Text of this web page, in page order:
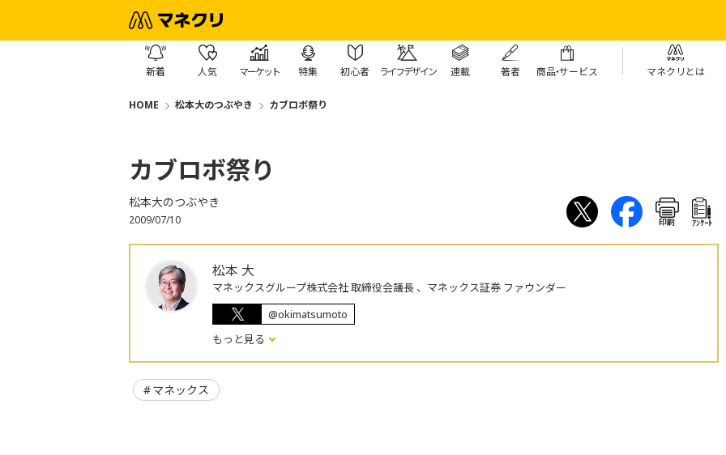
新着 人気 マーケット 特集 初心者 ライフデザイン 連載 著者 商品・サービス マネクリとは
HOME 松本大のつぶやき カブロボ祭り
カブロボ祭り
松本大のつぶやき
2009/07/10 印刷 ｱﾝｹｰﾄ
松本 大
マネックスグループ株式会社 取締役会議長 、マネックス証券 ファウンダー
@okimatsumoto
もっと見る
マネックス